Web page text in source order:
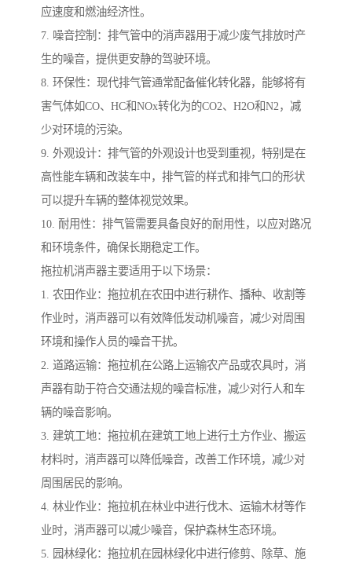
应速度和燃油经济性。
7. 噪音控制：排气管中的消声器用于减少废气排放时产
生的噪音，提供更安静的驾驶环境。
8. 环保性：现代排气管通常配备催化转化器，能够将有
害气体如CO、HC和NOx转化为的CO2、H2O和N2，减
少对环境的污染。
9. 外观设计：排气管的外观设计也受到重视，特别是在
高性能车辆和改装车中，排气管的样式和排气口的形状
可以提升车辆的整体视觉效果。
10. 耐用性：排气管需要具备良好的耐用性，以应对路况
和环境条件，确保长期稳定工作。
拖拉机消声器主要适用于以下场景：
1. 农田作业：拖拉机在农田中进行耕作、播种、收割等
作业时，消声器可以有效降低发动机噪音，减少对周围
环境和操作人员的噪音干扰。
2. 道路运输：拖拉机在公路上运输农产品或农具时，消
声器有助于符合交通法规的噪音标准，减少对行人和车
辆的噪音影响。
3. 建筑工地：拖拉机在建筑工地上进行土方作业、搬运
材料时，消声器可以降低噪音，改善工作环境，减少对
周围居民的影响。
4. 林业作业：拖拉机在林业中进行伐木、运输木材等作
业时，消声器可以减少噪音，保护森林生态环境。
5. 园林绿化：拖拉机在园林绿化中进行修剪、除草、施